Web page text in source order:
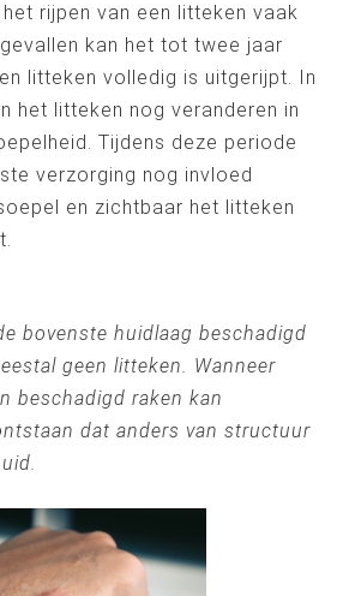
rijpen van een litteken vaak
kan het tot twee jaar
litteken volledig is uitgerijpt. In
het litteken nog veranderen in
Tijdens deze periode
verzorging nog invloed
en zichtbaar het litteken
bovenste huidlaag beschadigd
geen litteken. Wanneer
beschadigd raken kan
dat anders van structuur